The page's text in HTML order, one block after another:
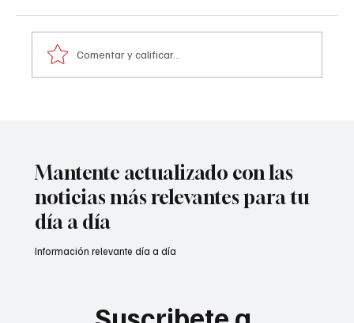
Comentar y calificar...
Mantente actualizado con las
noticias más relevantes para tu
día a día
Información relevante día a día